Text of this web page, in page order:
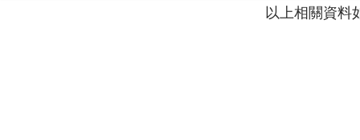
以上相關資料